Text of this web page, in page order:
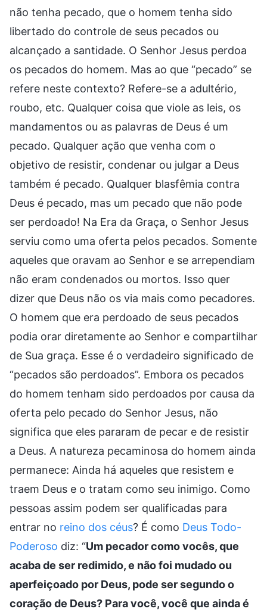
não tenha pecado, que o homem tenha sido
libertado do controle de seus pecados ou
alcançado a santidade. O Senhor Jesus perdoa
os pecados do homem. Mas ao que “pecado” se
refere neste contexto? Refere-se a adultério,
roubo, etc. Qualquer coisa que viole as leis, os
mandamentos ou as palavras de Deus é um
pecado. Qualquer ação que venha com o
objetivo de resistir, condenar ou julgar a Deus
também é pecado. Qualquer blasfêmia contra
Deus é pecado, mas um pecado que não pode
ser perdoado! Na Era da Graça, o Senhor Jesus
serviu como uma oferta pelos pecados. Somente
aqueles que oravam ao Senhor e se arrependiam
não eram condenados ou mortos. Isso quer
dizer que Deus não os via mais como pecadores.
O homem que era perdoado de seus pecados
podia orar diretamente ao Senhor e compartilhar
de Sua graça. Esse é o verdadeiro significado de
“pecados são perdoados”. Embora os pecados
do homem tenham sido perdoados por causa da
oferta pelo pecado do Senhor Jesus, não
significa que eles pararam de pecar e de resistir
a Deus. A natureza pecaminosa do homem ainda
permanece: Ainda há aqueles que resistem e
traem Deus e o tratam como seu inimigo. Como
pessoas assim podem ser qualificadas para
entrar no reino dos céus? É como Deus Todo-
Poderoso diz: “Um pecador como vocês, que
acaba de ser redimido, e não foi mudado ou
aperfeiçoado por Deus, pode ser segundo o
coração de Deus? Para você, você que ainda é